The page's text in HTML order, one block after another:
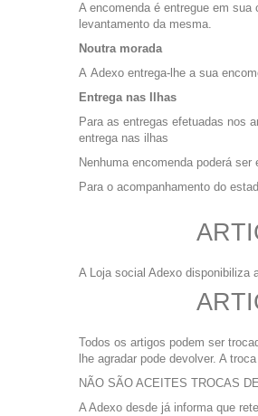
A encomenda é entregue em
levantamento da mesma.
Noutra morada
A Adexo entrega-lhe a sua
Entrega nas Ilhas
Para as entregas efetuadas nos
entrega nas ilhas
Nenhuma encomenda poderá ser
Para o acompanhamento do
A Loja social Adexo disponibiliza
Todos os artigos podem ser
lhe agradar pode devolver. A
NÃO SÃO ACEITES TROCAS
A Adexo desde já informa que